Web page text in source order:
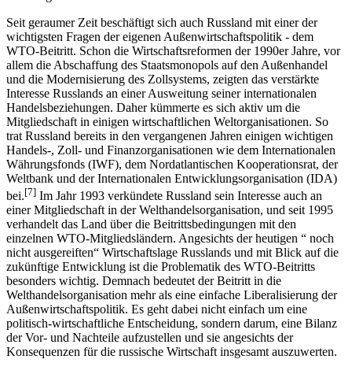
Seit geraumer Zeit beschäftigt sich auch Russland mit einer der
wichtigsten Fragen der eigenen Außenwirtschaftspolitik - dem
WTO-Beitritt. Schon die Wirtschaftsreformen der 1990er Jahre, vor
allem die Abschaffung des Staatsmonopols auf den Außenhandel
und die Modernisierung des Zollsystems, zeigten das verstärkte
Interesse Russlands an einer Ausweitung seiner internationalen
Handelsbeziehungen. Daher kümmerte es sich aktiv um die
Mitgliedschaft in einigen wirtschaftlichen Weltorganisationen. So
trat Russland bereits in den vergangenen Jahren einigen wichtigen
Handels-, Zoll- und Finanzorganisationen wie dem Internationalen
Währungsfonds (IWF), dem Nordatlantischen Kooperationsrat, der
Weltbank und der Internationalen Entwicklungsorganisation (IDA)
bei.[7]Im Jahr 1993 verkündete Russland sein Interesse auch an
einer Mitgliedschaft in der Welthandelsorganisation, und seit 1995
verhandelt das Land über die Beitrittsbedingungen mit den
einzelnen WTO-Mitgliedsländern. Angesichts der heutigen “ noch
nicht ausgereiften“ Wirtschaftslage Russlands und mit Blick auf die
zukünftige Entwicklung ist die Problematik des WTO-Beitritts
besonders wichtig. Demnach bedeutet der Beitritt in die
Welthandelsorganisation mehr als eine einfache Liberalisierung der
Außenwirtschaftspolitik. Es geht dabei nicht einfach um eine
politisch-wirtschaftliche Entscheidung, sondern darum, eine Bilanz
der Vor- und Nachteile aufzustellen und sie angesichts der